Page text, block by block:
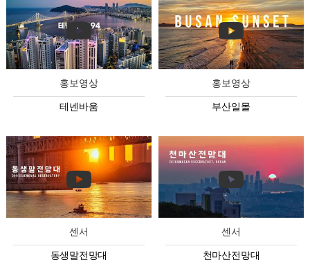
홍보영상
테넨바움
홍보영상
부산일몰
센서
동생말전망대
센서
천마산전망대